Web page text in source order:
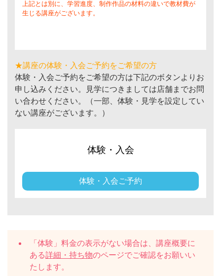
上記とは別に、学習進度、制作作品の材料の違いで教材費が
生じる講座がございます。
★講座の体験・入会ご予約をご希望の方
体験・入会ご予約をご希望の方は下記のボタンよりお
申し込みください。見学につきましては店舗までお問
い合わせください。（一部、体験・見学を設定してい
ない講座がございます。）
体験・入会
体験・入会ご予約
「体験」料金の表示がない場合は、講座概要に
ある詳細・持ち物のページでご確認をお願いい
たします。